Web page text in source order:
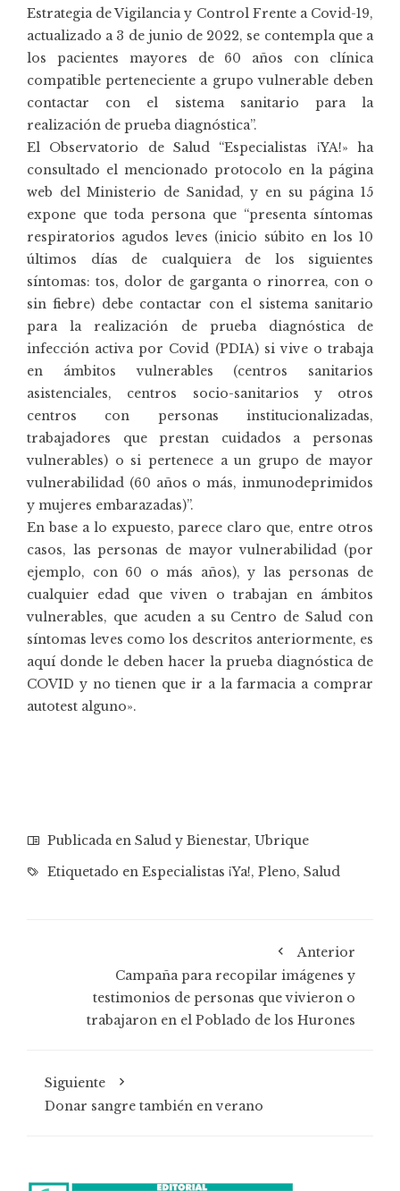
Estrategia de Vigilancia y Control Frente a Covid-19,
actualizado a 3 de junio de 2022, se contempla que a
los pacientes mayores de 60 años con clínica
compatible perteneciente a grupo vulnerable deben
contactar con el sistema sanitario para la
realización de prueba diagnóstica”.
El Observatorio de Salud “Especialistas ¡YA!» ha
consultado el mencionado protocolo en la página
web del Ministerio de Sanidad, y en su página 15
expone que toda persona que “presenta síntomas
respiratorios agudos leves (inicio súbito en los 10
últimos días de cualquiera de los siguientes
síntomas: tos, dolor de garganta o rinorrea, con o
sin fiebre) debe contactar con el sistema sanitario
para la realización de prueba diagnóstica de
infección activa por Covid (PDIA) si vive o trabaja
en ámbitos vulnerables (centros sanitarios
asistenciales, centros socio-sanitarios y otros
centros con personas institucionalizadas,
trabajadores que prestan cuidados a personas
vulnerables) o si pertenece a un grupo de mayor
vulnerabilidad (60 años o más, inmunodeprimidos
y mujeres embarazadas)”.
En base a lo expuesto, parece claro que, entre otros
casos, las personas de mayor vulnerabilidad (por
ejemplo, con 60 o más años), y las personas de
cualquier edad que viven o trabajan en ámbitos
vulnerables, que acuden a su Centro de Salud con
síntomas leves como los descritos anteriormente, es
aquí donde le deben hacer la prueba diagnóstica de
COVID y no tienen que ir a la farmacia a comprar
autotest alguno».
Publicada en Salud y Bienestar, Ubrique
Etiquetado en Especialistas ¡Ya!, Pleno, Salud
Anterior
Campaña para recopilar imágenes y
testimonios de personas que vivieron o
trabajaron en el Poblado de los Hurones
Siguiente
Donar sangre también en verano